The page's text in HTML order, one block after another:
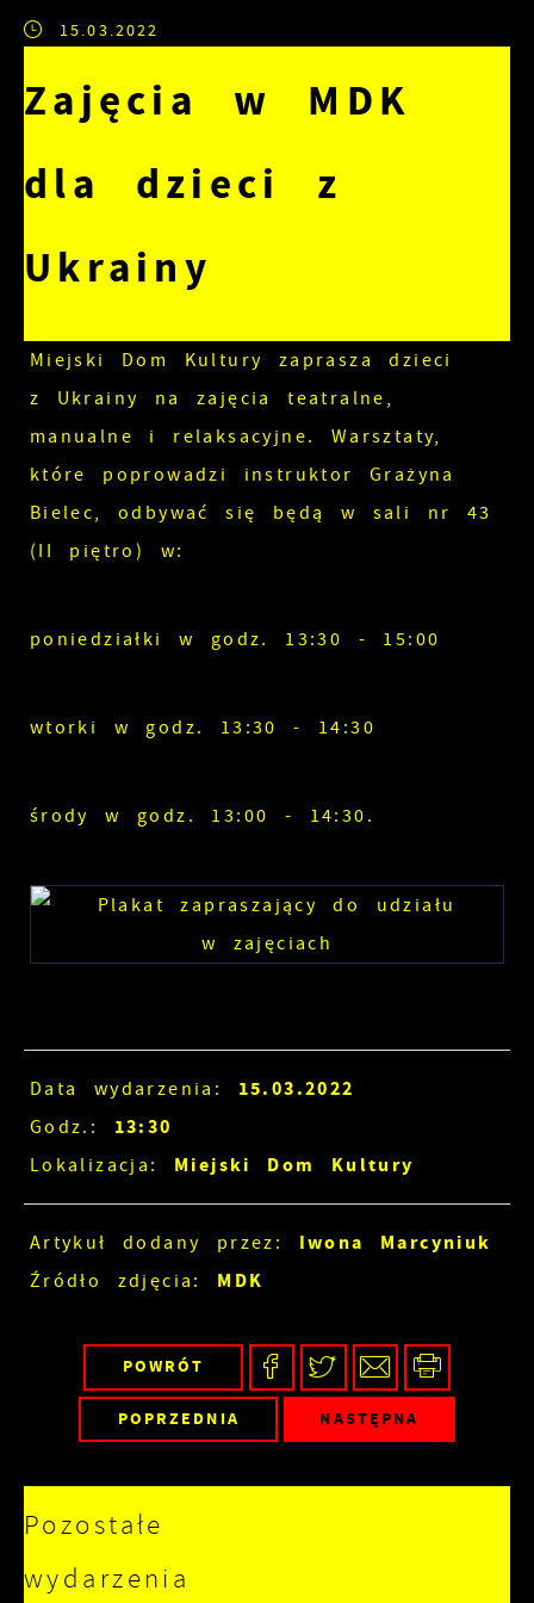
15.03.2022
Zajęcia w MDK
dla dzieci z
Ukrainy
Miejski Dom Kultury zaprasza dzieci
z Ukrainy na zajęcia teatralne,
manualne i relaksacyjne. Warsztaty,
które poprowadzi instruktor Grażyna
Bielec, odbywać się będą w sali nr 43
(II piętro) w:
poniedziałki w godz. 13:30 - 15:00
wtorki w godz. 13:30 - 14:30
środy w godz. 13:00 - 14:30.
Data wydarzenia: 15.03.2022
Godz.: 13:30
Lokalizacja: Miejski Dom Kultury
Artykuł dodany przez: Iwona Marcyniuk
Źródło zdjęcia: MDK
POWRÓT
POPRZEDNIA NASTĘPNA
Pozostałe
wydarzenia